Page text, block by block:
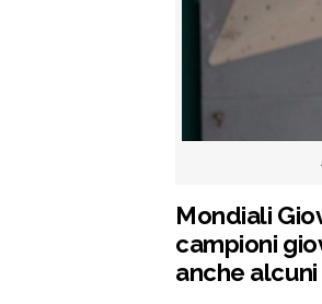
Mondiali
campioni
anche